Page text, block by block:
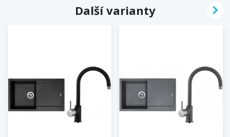
Další varianty 